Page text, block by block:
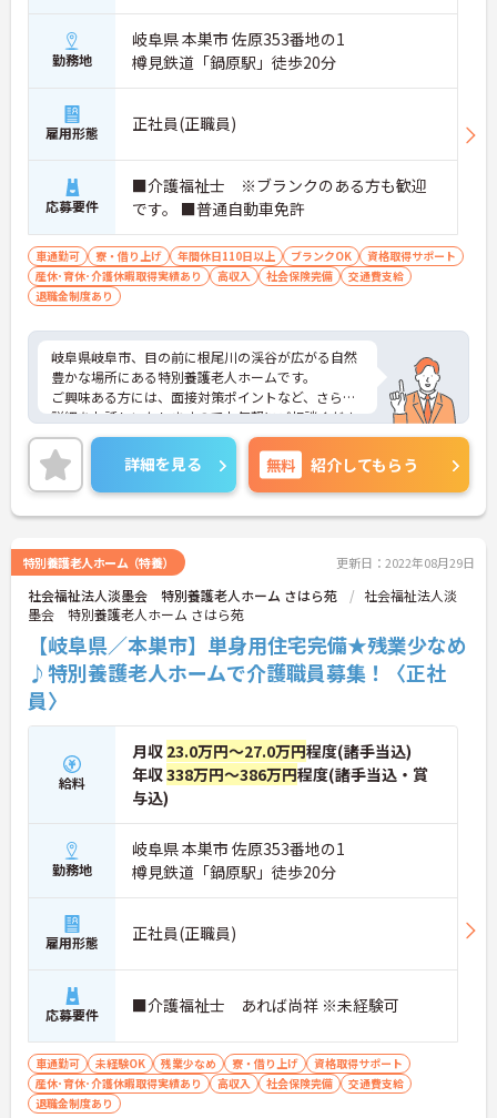
勤務地
岐阜県 本巣市 佐原353番地の1
樽見鉄道「鍋原駅」徒歩20分
雇用形態 正社員(正職員)
応募要件
■介護福祉士 ※ブランクのある方も歓迎
です。 ■普通自動車免許
車通勤可 寮・借り上げ 年間休日110日以上 ブランクOK
資格取得サポート
産休･育休･介護休暇取得実績あり
高収入 社会保険完備
交通費支給
退職金制度あり
岐阜県岐阜市、目の前に根尾川の渓谷が広がる自然
豊かな場所にある特別養護老人ホームです。
ご興味ある方には、面接対策ポイントなど、さらに
詳細をお話しいたしますのでお気軽にご相談くださ
い。
詳細を見る 無料 紹介してもらう
特別養護老人ホーム（特養） 更新日：2022年08月29日
社会福祉法人淡墨会 特別養護老人ホーム さはら苑
社会福祉法人淡
墨会 特別養護老人ホーム さはら苑
【岐阜県／本巣市】単身用住宅完備★残業少なめ
♪特別養護老人ホームで介護職員募集！〈正社
員〉
給料
月収 23.0万円～27.0万円程度(諸手当込)
年収338万円～386万円程度(諸手当込・賞
与込)
勤務地
岐阜県 本巣市 佐原353番地の1
樽見鉄道「鍋原駅」徒歩20分
雇用形態 正社員(正職員)
応募要件 ■介護福祉士 あれば尚祥 ※未経験可
車通勤可 未経験OK 残業少なめ 寮・借り上げ
資格取得サポート
産休･育休･介護休暇取得実績あり
高収入 社会保険完備
交通費支給
退職金制度あり